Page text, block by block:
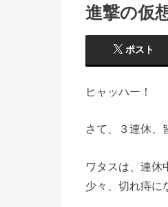
進撃の仮
ポスト
ヒャッハー！
さて、３連休、
ワタスは、連休
少々、切れ痔に